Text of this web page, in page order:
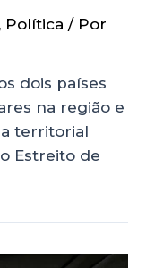
, Política / Por
dois países
na região e
territorial
Estreito de